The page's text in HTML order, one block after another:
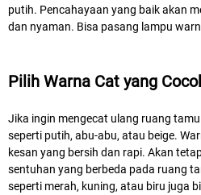
putih. Pencahayaan yang baik akan
dan nyaman. Bisa pasang lampu
Pilih Warna Cat yang
Jika ingin mengecat ulang ruang
seperti putih, abu-abu, atau beige.
kesan yang bersih dan rapi. Akan
sentuhan yang berbeda pada ruang
seperti merah, kuning, atau biru juga